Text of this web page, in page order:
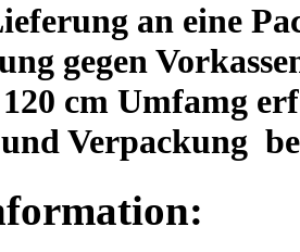
an eine
gegen
cm Umfamg
Verpackung